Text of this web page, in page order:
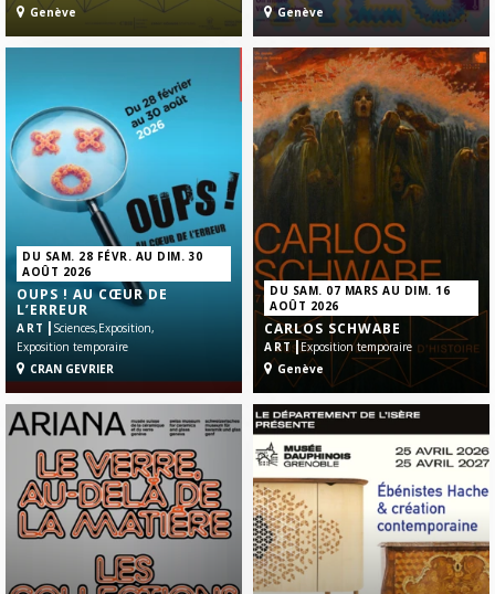
Genève
Genève
DU SAM. 28 FÉVR. AU DIM. 30
AOÛT 2026
OUPS ! AU CŒUR DE
L’ERREUR
ART | Sciences,Exposition,
Exposition temporaire
CRAN GEVRIER
DU SAM. 07 MARS AU DIM. 16
AOÛT 2026
CARLOS SCHWABE
ART|Exposition temporaire
Genève